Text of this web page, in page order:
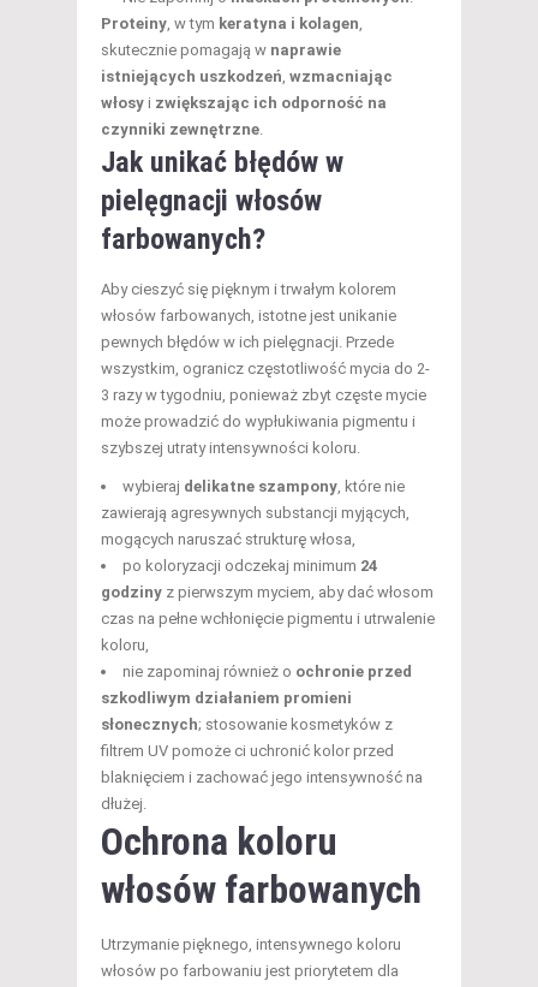
Proteiny, w tym keratyna i kolagen,
skutecznie pomagają w naprawie
istniejących uszkodzeń, wzmacniając
włosy i zwiększając ich odporność na
czynniki zewnętrzne.
Jak unikać błędów w
pielęgnacji włosów
farbowanych?
Aby cieszyć się pięknym i trwałym kolorem
włosów farbowanych, istotne jest unikanie
pewnych błędów w ich pielęgnacji. Przede
wszystkim, ogranicz częstotliwość mycia do 2-
3 razy w tygodniu, ponieważ zbyt częste mycie
może prowadzić do wypłukiwania pigmentu i
szybszej utraty intensywności koloru.
wybieraj delikatne szampony, które nie
zawierają agresywnych substancji myjących,
mogących naruszać strukturę włosa,
po koloryzacji odczekaj minimum 24
godziny z pierwszym myciem, aby dać włosom
czas na pełne wchłonięcie pigmentu i utrwalenie
koloru,
nie zapominaj również o ochronie przed
szkodliwym działaniem promieni
słonecznych; stosowanie kosmetyków z
filtrem UV pomoże ci uchronić kolor przed
blaknięciem i zachować jego intensywność na
dłużej.
Ochrona koloru
włosów farbowanych
Utrzymanie pięknego, intensywnego koloru
włosów po farbowaniu jest priorytetem dla